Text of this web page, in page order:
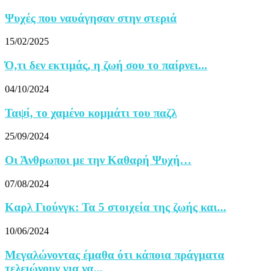
Ψυχές που ναυάγησαν στην στεριά
15/02/2025
Ό,τι δεν εκτιμάς, η ζωή σου το παίρνει...
04/10/2024
Ταψί, το χαμένο κομμάτι του παζλ
25/09/2024
Οι Άνθρωποι με την Καθαρή Ψυχή…
07/08/2024
Καρλ Γιούνγκ: Τα 5 στοιχεία της ζωής και...
10/06/2024
Μεγαλώνοντας έμαθα ότι κάποια πράγματα
τελειώνουν για να...